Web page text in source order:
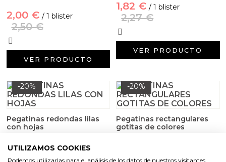
2,00 € / 1 blister
2,50 €
VER PRODUCTO
1,82 € / 1 blister
2,27 €
VER PRODUCTO
-20%
Pegatinas redondas lilas
con hojas
1,82 € / 1 blister
-20%
Pegatinas rectangulares
gotitas de colores
Aceites Esenciales
UTILIZAMOS COOKIES
Podemos utilizarlas para el análisis de los datos de nuestros visitantes,